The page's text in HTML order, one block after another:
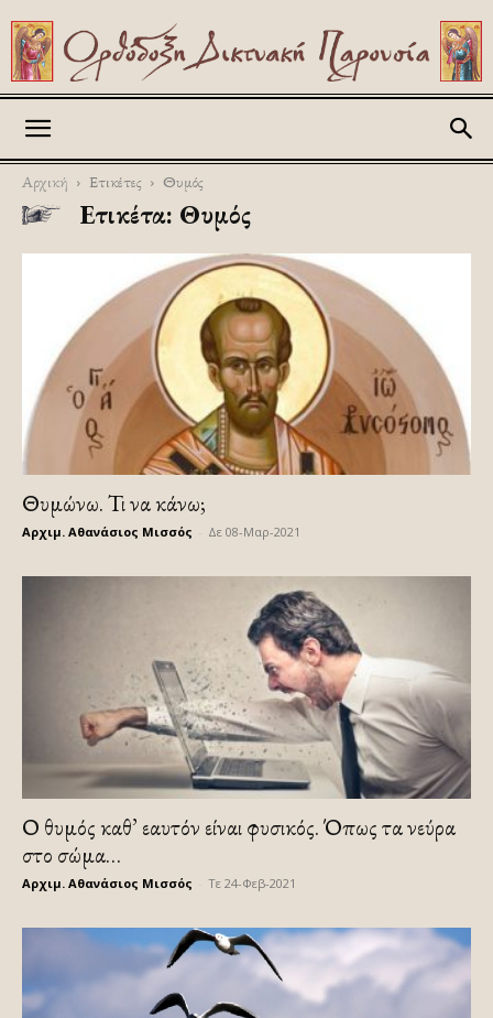
Αρχική Ετικέτες Θυμός
Ετικέτα: Θυμός
Θυμώνω. Τι να κάνω;
Αρχιμ. Αθανάσιος Μισσός Δε 08-Μαρ-2021
Ο θυμός καθ’ εαυτόν είναι φυσικός. Όπως τα νεύρα
στο σώμα…
Αρχιμ. Αθανάσιος Μισσός Τε 24-Φεβ-2021